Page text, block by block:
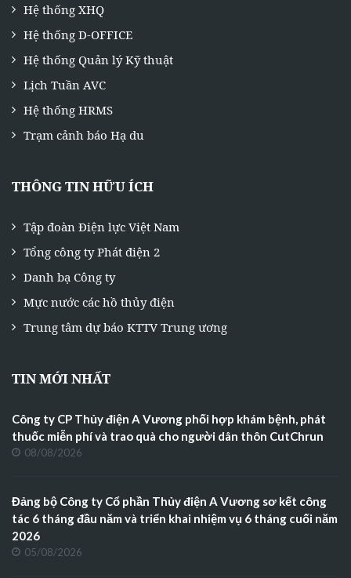
Hệ thống XHQ
Hệ thống D-OFFICE
Hệ thống Quản lý Kỹ thuật
Lịch Tuần AVC
Hệ thống HRMS
Trạm cảnh báo Hạ du
THÔNG TIN HỮU ÍCH
Tập đoàn Điện lực Việt Nam
Tổng công ty Phát điện 2
Danh bạ Công ty
Mực nước các hồ thủy điện
Trung tâm dự báo KTTV Trung ương
TIN MỚI NHẤT
Công ty CP Thủy điện A Vương phối hợp khám bệnh, phát
thuốc miễn phí và trao quà cho người dân thôn CutChrun
08/08/2026
Đảng bộ Công ty Cổ phần Thủy điện A Vương sơ kết công
tác 6 tháng đầu năm và triển khai nhiệm vụ 6 tháng cuối năm
2026
05/08/2026